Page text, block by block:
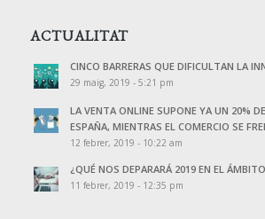
ACTUALITAT
CINCO BARRERAS QUE DIFICULTAN LA
29 maig, 2019 - 5:21 pm
LA VENTA ONLINE SUPONE YA UN 20%
ESPAÑA, MIENTRAS EL COMERCIO SE
12 febrer, 2019 - 10:22 am
¿QUÉ NOS DEPARARÁ 2019 EN EL
11 febrer, 2019 - 12:35 pm